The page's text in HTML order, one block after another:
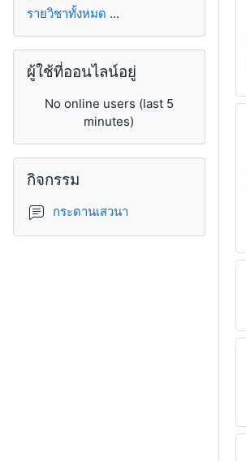
รายวิชาทั้งหมด ...
ผู้ใช้ที่ออนไลน์อยู่
No online users (last 5
minutes)
กิจกรรม
กระดานเสวนา